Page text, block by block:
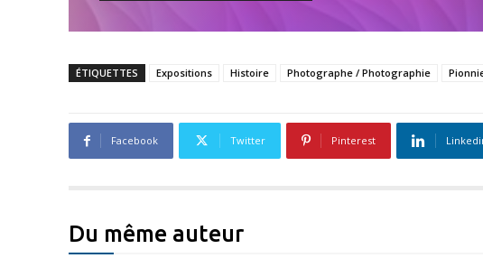
ÉTIQUETTES Expositions Histoire Photographe / Photographie
Facebook Twitter Pinterest
Du même auteur